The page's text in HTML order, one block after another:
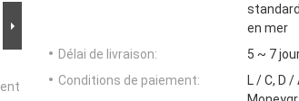
en mer
Délai de livraison:
5 ~ 7
Conditions de paiement:
L / C, D